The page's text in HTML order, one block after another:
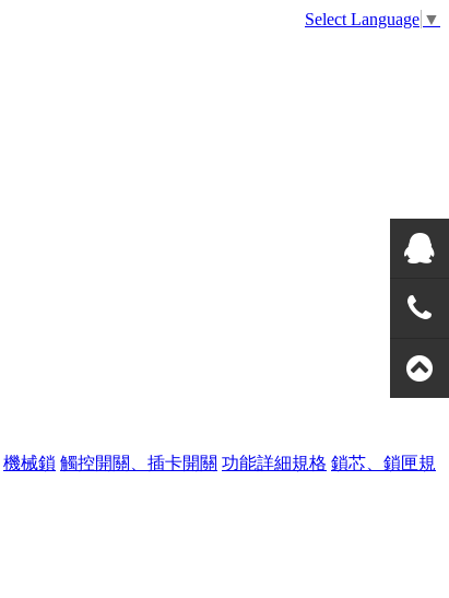
Select Language ▼
機械鎖 觸控開關、插卡開關 功能詳細規格 鎖芯、鎖匣規
美高QQ
熱線